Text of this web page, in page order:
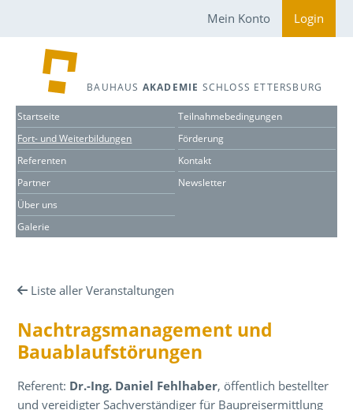
Mein Konto Login
BAUHAUS AKADEMIE SCHLOSS ETTERSBURG
Startseite
Fort- und Weiterbildungen
Referenten
Partner
Über uns
Galerie
Teilnahmebedingungen
Förderung
Kontakt
Newsletter
Liste aller Veranstaltungen
Nachtragsmanagement und
Bauablaufstörungen
Referent: Dr.-Ing. Daniel Fehlhaber, öffentlich bestellter
und vereidigter Sachverständiger für Baupreisermittlung